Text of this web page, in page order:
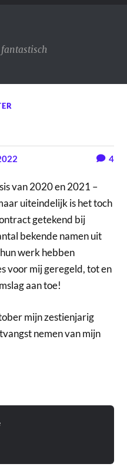
4
van 2020 en 2021 –
uiteindelijk is het toch
getekend bij
bekende namen uit
werk hebben
voor mij geregeld, tot en
aan toe!
mijn zestienjarig
nemen van mijn